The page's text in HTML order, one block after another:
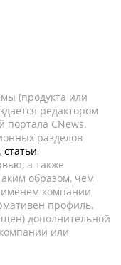
(продукта или
редактором
портала CNews.
разделов
статьи,
а также
образом, чем
компании
профиль.
дополнительной
или